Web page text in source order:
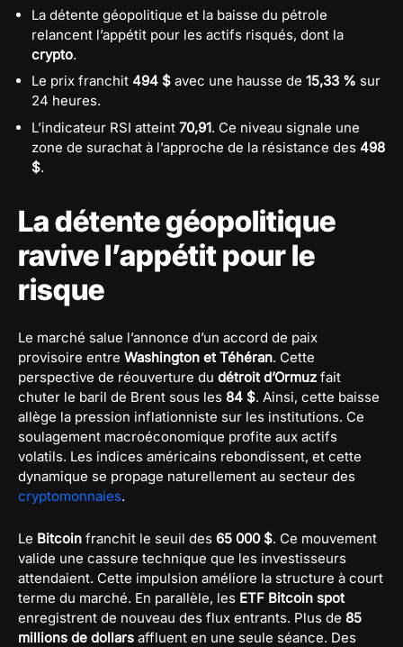
La détente géopolitique et la baisse du pétrole
relancent l’appétit pour les actifs risqués, dont la
crypto.
Le prix franchit 494 $ avec une hausse de 15,33 % sur
24 heures.
L’indicateur RSI atteint 70,91. Ce niveau signale une
zone de surachat à l’approche de la résistance des 498
$.
La détente géopolitique
ravive l’appétit pour le
risque
Le marché salue l’annonce d’un accord de paix
provisoire entre Washington et Téhéran. Cette
perspective de réouverture du détroit d’Ormuz fait
chuter le baril de Brent sous les 84 $. Ainsi, cette baisse
allège la pression inflationniste sur les institutions. Ce
soulagement macroéconomique profite aux actifs
volatils. Les indices américains rebondissent, et cette
dynamique se propage naturellement au secteur des
cryptomonnaies.
Le Bitcoin franchit le seuil des 65 000 $. Ce mouvement
valide une cassure technique que les investisseurs
attendaient. Cette impulsion améliore la structure à court
terme du marché. En parallèle, les ETF Bitcoin spot
enregistrent de nouveau des flux entrants. Plus de 85
millions de dollars affluent en une seule séance. Des